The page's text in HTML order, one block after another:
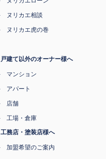
ヌリカエ相談
ヌリカエ虎の巻
戸建て以外のオーナー様へ
マンション
アパート
店舗
工場・倉庫
工務店・塗装店様へ
加盟希望のご案内